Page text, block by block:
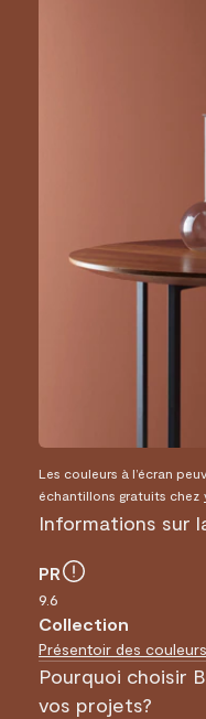
Les couleurs à l’écran
échantillons gratuits chez
Informations sur
PR
9.6
Collection
Présentoir des couleurs
Pourquoi choisir
vos projets?